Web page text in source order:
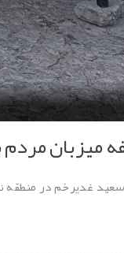
میزبان
غدیرخم در منطقه